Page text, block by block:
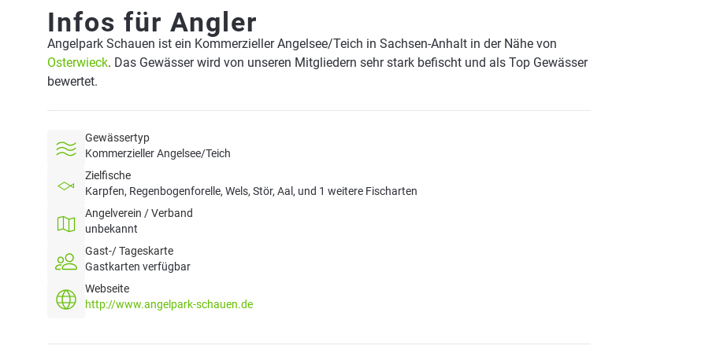
Infos für Angler
Angelpark Schauen ist ein Kommerzieller Angelsee/Teich in Sachsen-Anhalt in der Nähe von
Osterwieck. Das Gewässer wird von unseren Mitgliedern sehr stark befischt und als Top Gewässer
bewertet.
Gewässertyp
Kommerzieller Angelsee/Teich
Zielfische
Karpfen, Regenbogenforelle, Wels, Stör, Aal, und 1 weitere Fischarten
Angelverein / Verband
unbekannt
Gast-/ Tageskarte
Gastkarten verfügbar
Webseite
http://www.angelpark-schauen.de